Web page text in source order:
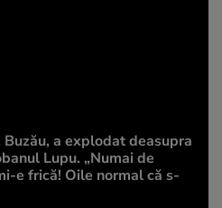
a explodat deasupra
Lupu. „Numai de
e frică! Oile normal că s-